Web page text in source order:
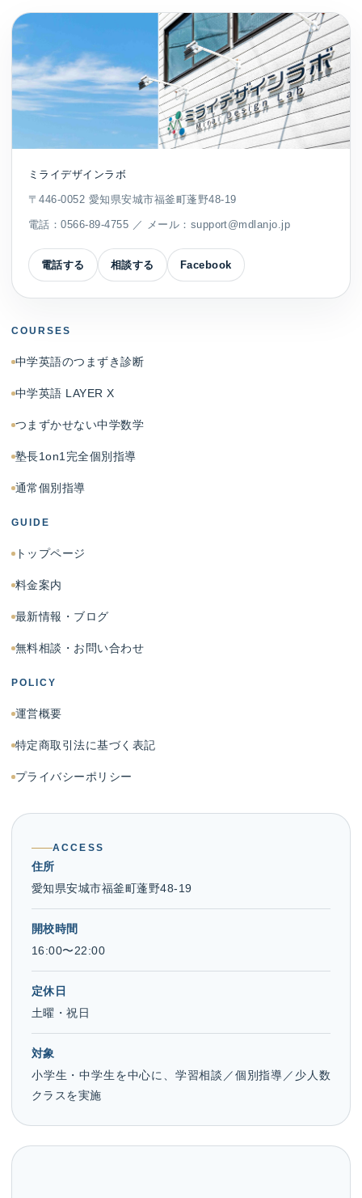
ミライデザインラボ
〒446-0052 愛知県安城市福釜町蓬野48-19
電話：0566-89-4755 ／ メール： support@mdlanjo.jp
電話する 相談する Facebook
COURSES
中学英語のつまずき診断
中学英語 LAYER X
つまずかせない中学数学
塾長1on1完全個別指導
通常個別指導
GUIDE
トップページ
料金案内
最新情報・ブログ
無料相談・お問い合わせ
POLICY
運営概要
特定商取引法に基づく表記
プライバシーポリシー
ACCESS
住所
愛知県安城市福釜町蓬野48-19
開校時間
16:00〜22:00
定休日
土曜・祝日
対象
小学生・中学生を中心に、学習相談／個別指導／少人数
クラスを実施